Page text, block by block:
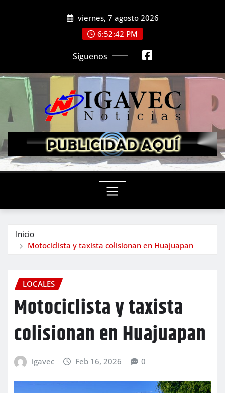
viernes, 7 agosto 2026
6:52:43 PM
Síguenos
Inicio
Motociclista y taxista colisionan en Huajuapan
LOCALES
Motociclista y taxista
colisionan en Huajuapan
igavec Feb 16, 2026 0